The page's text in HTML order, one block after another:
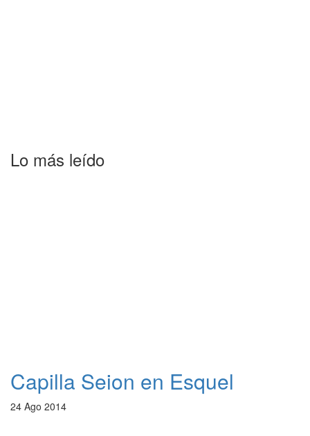
Lo más leído
Capilla Seion en Esquel
24 Ago 2014